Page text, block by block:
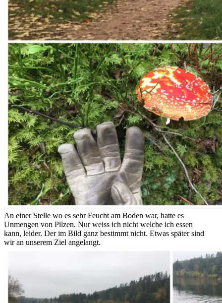
An einer Stelle wo es sehr Feucht am Boden war, hatte es
Unmengen von Pilzen. Nur weiss ich nicht welche ich essen
kann, leider. Der im Bild ganz bestimmt nicht. Etwas später sind
wir an unserem Ziel angelangt.